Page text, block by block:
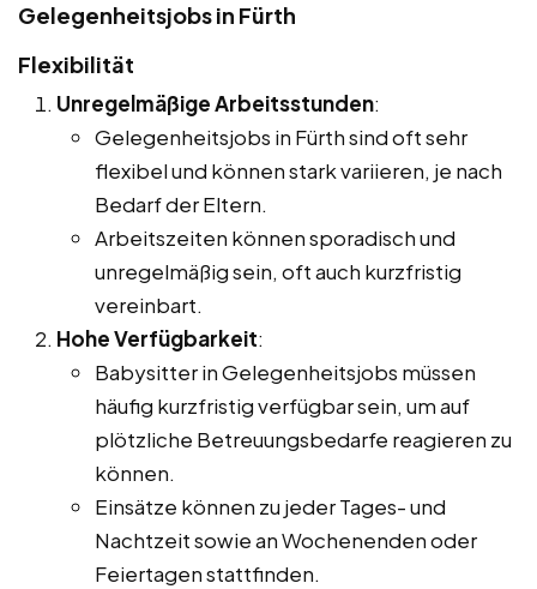
Gelegenheitsjobs in Fürth
Flexibilität
Unregelmäßige Arbeitsstunden:
Gelegenheitsjobs in Fürth sind oft sehr
flexibel und können stark variieren, je nach
Bedarf der Eltern.
Arbeitszeiten können sporadisch und
unregelmäßig sein, oft auch kurzfristig
vereinbart.
Hohe Verfügbarkeit:
Babysitter in Gelegenheitsjobs müssen
häufig kurzfristig verfügbar sein, um auf
plötzliche Betreuungsbedarfe reagieren zu
können.
Einsätze können zu jeder Tages- und
Nachtzeit sowie an Wochenenden oder
Feiertagen stattfinden.